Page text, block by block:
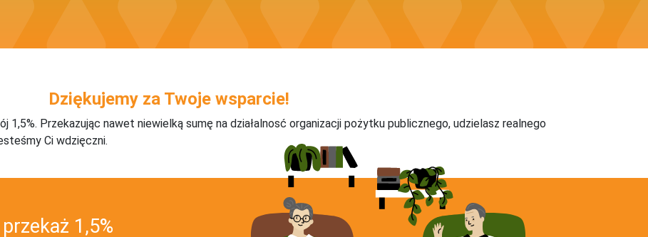
Dziękujemy za Twoje wsparcie!
1,5%. Przekazując nawet niewielką sumę na działalnosć organizacji pożytku publicznego, udzielasz realnego
Ci wdzięczni.
1,5%